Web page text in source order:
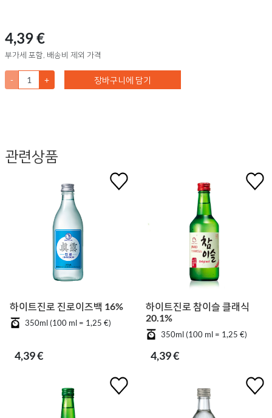
4,39 €
부가세 포함, 배송비 제외 가격
- + 장바구니에 담기
관련상품
하이트진로 진로이즈백 16%
350ml (100 ml = 1,25 €)
4,39 €
하이트진로 참이슬 클래식
20.1%
350ml (100 ml = 1,25 €)
4,39 €